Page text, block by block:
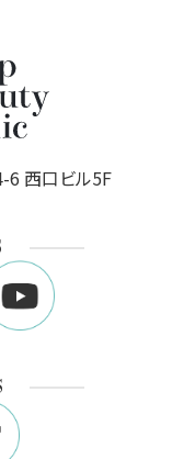
6 西口ビル5F